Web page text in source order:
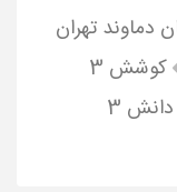
دماوند تهران
کوشش 3
دانش 3